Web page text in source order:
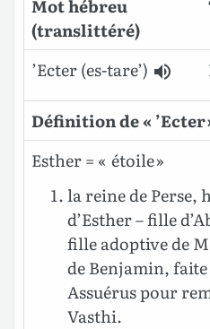
Mot hébreu
(translittéré)
’Ecter(es-tare’)
Définition de « ’Ecter
Esther = « étoile »
la reine de Perse,
d’Esther – fille
fille adoptive de
de Benjamin,
Assuérus pour
Vasthi.